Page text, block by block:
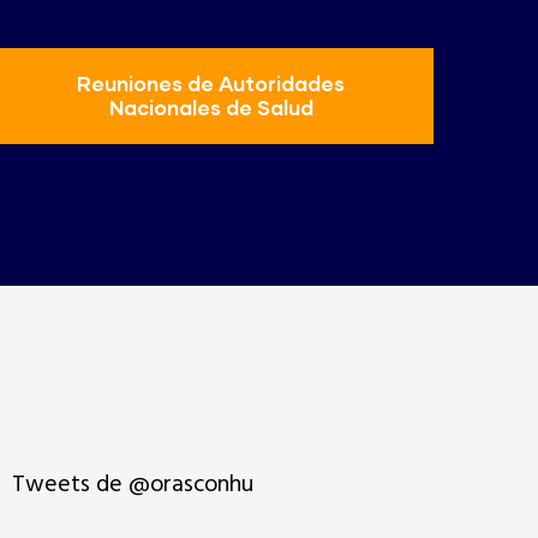
Reuniones de Autoridades
Nacionales de Salud
Tweets de @orasconhu